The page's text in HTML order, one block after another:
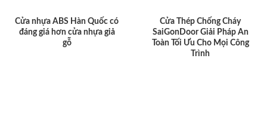
Cửa nhựa ABS Hàn Quốc có
đáng giá hơn cửa nhựa giả
gỗ
Cửa Thép Chống Cháy
SaiGonDoor Giải Pháp An
Toàn Tối Ưu Cho Mọi Công
Trình